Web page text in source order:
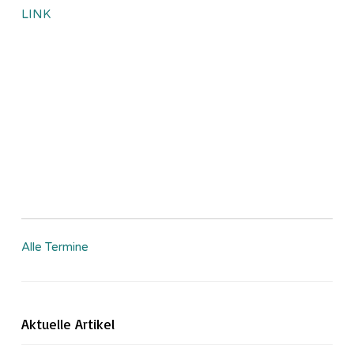
LINK
Alle Termine
Aktuelle Artikel